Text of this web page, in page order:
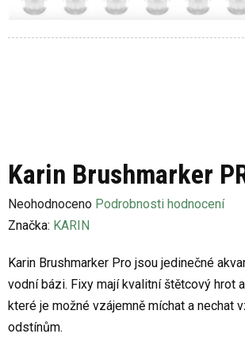
Karin Brushmarker
Průměrné
hodnocení
je
0,0
z
5
Neohodnoceno Podrobnosti hodnocení
Značka: KARIN
Karin Brushmarker Pro jsou jedinečné
vodní bázi. Fixy mají kvalitní štětcový hrot
které je možné vzájemně míchat a nechat
odstínům.